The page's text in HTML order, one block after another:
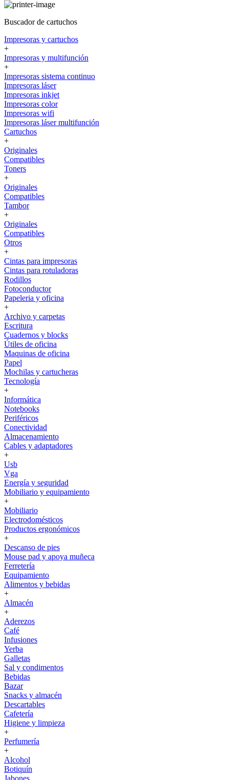
Buscador de cartuchos
Impresoras y cartuchos
+
Impresoras y multifunción
+
Impresoras sistema continuo
Impresoras láser
Impresoras inkjet
Impresoras color
Impresoras wifi
Impresoras láser multifunción
Cartuchos
+
Originales
Compatibles
Toners
+
Originales
Compatibles
Tambor
+
Originales
Compatibles
Otros
+
Cintas para impresoras
Cintas para rotuladoras
Rodillos
Fotoconductor
Papeleria y oficina
+
Archivo y carpetas
Escritura
Cuadernos y blocks
Útiles de oficina
Maquinas de oficina
Papel
Mochilas y cartucheras
Tecnología
+
Informática
Notebooks
Periféricos
Conectividad
Almacenamiento
Cables y adaptadores
+
Usb
Vga
Energía y seguridad
Mobiliario y equipamiento
+
Mobiliario
Electrodomésticos
Productos ergonómicos
+
Descanso de pies
Mouse pad y apoya muñeca
Ferretería
Equipamiento
Alimentos y bebidas
+
Almacén
+
Aderezos
Café
Infusiones
Yerba
Galletas
Sal y condimentos
Bebidas
Bazar
Snacks y almacén
Descartables
Cafetería
Higiene y limpieza
+
Perfumería
+
Alcohol
Botiquín
Jabones